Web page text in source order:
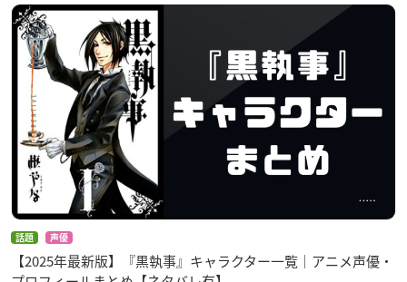
話題 声優
【2025年最新版】『黒執事』キャラクター一覧｜アニメ声優・